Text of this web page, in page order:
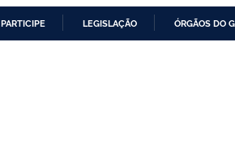
PARTICIPE LEGISLAÇÃO ÓRGÃOS DO